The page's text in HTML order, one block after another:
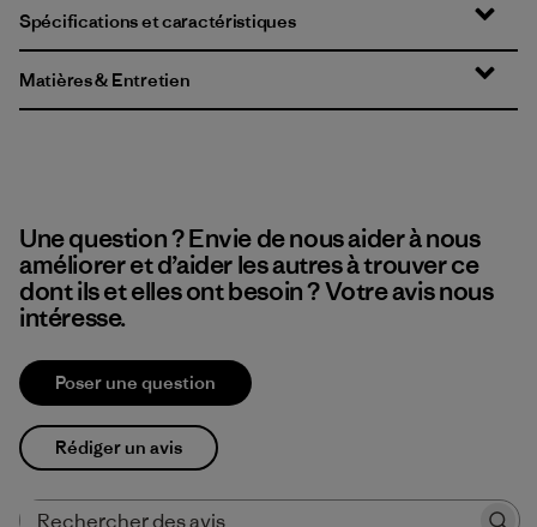
Spécifications et caractéristiques
Matières & Entretien
Une question ? Envie de nous aider à nous
améliorer et d’aider les autres à trouver ce
dont ils et elles ont besoin ? Votre avis nous
intéresse.
Poser une question
Rédiger un avis